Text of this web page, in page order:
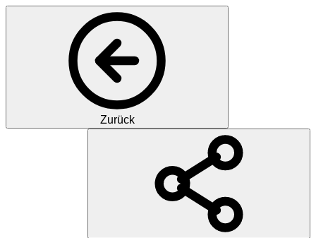
Zurück